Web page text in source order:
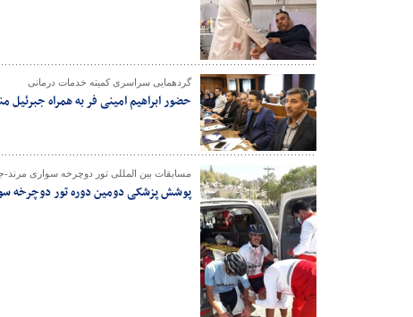
گردهمایی سراسری کمیته خدمات درمانی
حضور ابراهیم امینی فر به همراه
مسابقات بین المللی تور دوچرخه سواری مرند-
پوشش پزشکی دومین دوره تور دوچرخه